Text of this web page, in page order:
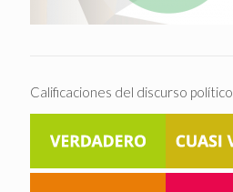
Calificaciones del discurso político